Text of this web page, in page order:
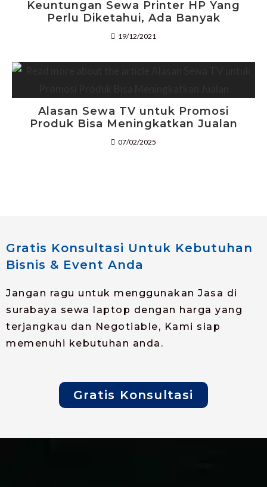
Keuntungan Sewa Printer HP Yang
Perlu Diketahui, Ada Banyak
19/12/2021
Alasan Sewa TV untuk Promosi
Produk Bisa Meningkatkan Jualan
07/02/2025
Gratis Konsultasi Untuk Kebutuhan
Bisnis & Event Anda
Jangan ragu untuk menggunakan Jasa di
surabaya sewa laptop dengan harga yang
terjangkau dan Negotiable, Kami siap
memenuhi kebutuhan anda.
Gratis Konsultasi